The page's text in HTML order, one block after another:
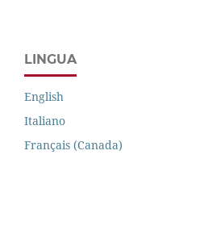
LINGUA
English
Italiano
Français (Canada)